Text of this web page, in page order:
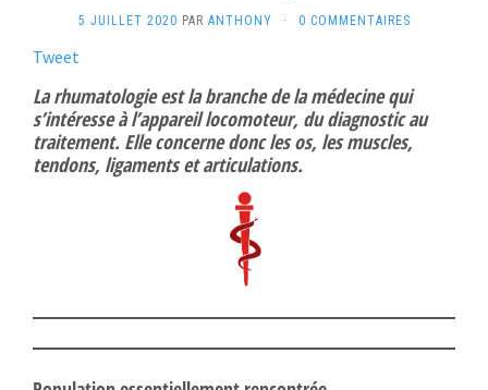
5 JUILLET 2020 PAR ANTHONY · 0 COMMENTAIRES
Tweet
La rhumatologie est la branche de la médecine qui
s’intéresse à l’appareil locomoteur, du diagnostic au
traitement. Elle concerne donc les os, les muscles,
tendons, ligaments et articulations.